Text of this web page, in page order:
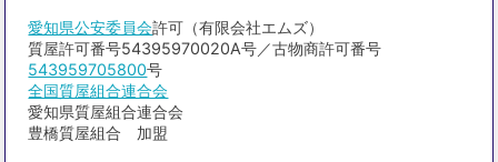
愛知県公安委員会許可（有限会社エムズ）
質屋許可番号54395970020A号／古物商許可番号
543959705800号
全国質屋組合連合会
愛知県質屋組合連合会
豊橋質屋組合 加盟